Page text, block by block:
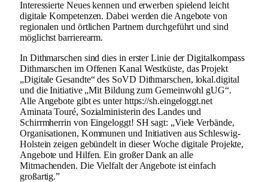
Interessierte Neues kennen und erwerben spielend leicht
digitale Kompetenzen. Dabei werden die Angebote von
regionalen und örtlichen Partnern durchgeführt und sind
möglichst barrierearm.
In Dithmarschen sind dies in erster Linie der Digitalkompass
Dithmarschen im Offenen Kanal Westküste, das Projekt
„Digitale Gesandte“ des SoVD Dithmarschen, lokal.digital
und die Initiative „Mit Bildung zum Gemeinwohl gUG“.
Alle Angebote gibt es unter https://sh.eingeloggt.net
Aminata Touré, Sozialministerin des Landes und
Schirrmherrin von Eingeloggt! SH sagt: „Viele Verbände,
Organisationen, Kommunen und Initiativen aus Schleswig-
Holstein zeigen gebündelt in dieser Woche digitale Projekte,
Angebote und Hilfen. Ein großer Dank an alle
Mitmachenden. Die Vielfalt der Angebote ist einfach
großartig.”